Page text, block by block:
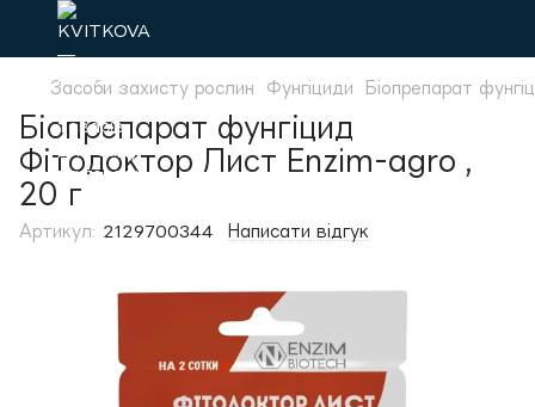
Засоби захисту рослин Фунгіциди Біопрепарат
Біопрепарат фунгіцид
Фітодоктор Лист Еnzim-agro ,
20 г
Артикул: 2129700344 Написати відгук